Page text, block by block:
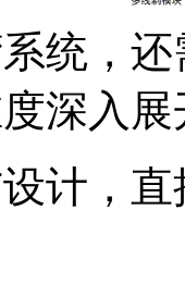
统，
深入
计，